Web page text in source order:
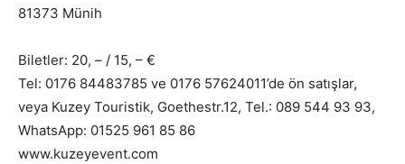
81373 Münih
Biletler: 20, – / 15, – €
Tel: 0176 84483785 ve 0176 57624011’de ön satışlar,
veya Kuzey Touristik, Goethestr.12, Tel.: 089 544 93 93,
WhatsApp: 01525 961 85 86
www.kuzeyevent.com